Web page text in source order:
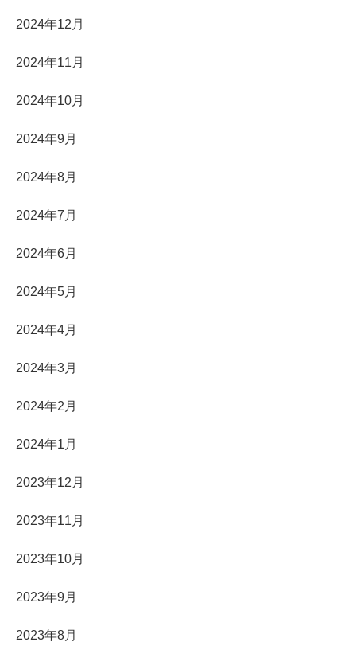
2024年12月
2024年11月
2024年10月
2024年9月
2024年8月
2024年7月
2024年6月
2024年5月
2024年4月
2024年3月
2024年2月
2024年1月
2023年12月
2023年11月
2023年10月
2023年9月
2023年8月